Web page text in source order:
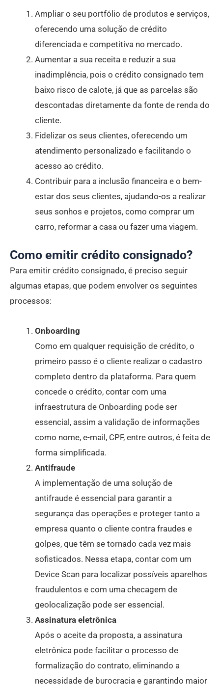
Ampliar o seu portfólio de produtos e serviços,
oferecendo uma solução de crédito
diferenciada e competitiva no mercado.
Aumentar a sua receita e reduzir a sua
inadimplência, pois o crédito consignado tem
baixo risco de calote, já que as parcelas são
descontadas diretamente da fonte de renda do
cliente.
Fidelizar os seus clientes, oferecendo um
atendimento personalizado e facilitando o
acesso ao crédito.
Contribuir para a inclusão financeira e o bem-
estar dos seus clientes, ajudando-os a realizar
seus sonhos e projetos, como comprar um
carro, reformar a casa ou fazer uma viagem.
Como emitir crédito consignado?
Para emitir crédito consignado, é preciso seguir
algumas etapas, que podem envolver os seguintes
processos:
Onboarding
Como em qualquer requisição de crédito, o
primeiro passo é o cliente realizar o cadastro
completo dentro da plataforma. Para quem
concede o crédito, contar com uma
infraestrutura de Onboarding pode ser
essencial, assim a validação de informações
como nome, e-mail, CPF, entre outros, é feita de
forma simplificada.
Antifraude
A implementação de uma solução de
antifraude é essencial para garantir a
segurança das operações e proteger tanto a
empresa quanto o cliente contra fraudes e
golpes, que têm se tornado cada vez mais
sofisticados. Nessa etapa, contar com um
Device Scan para localizar possíveis aparelhos
fraudulentos e com uma checagem de
geolocalização pode ser essencial.
Assinatura eletrônica
Após o aceite da proposta, a assinatura
eletrônica pode facilitar o processo de
formalização do contrato, eliminando a
necessidade de burocracia e garantindo maior